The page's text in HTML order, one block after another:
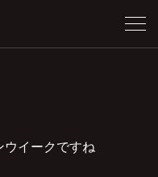
イークですね